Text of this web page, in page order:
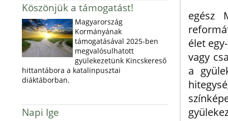
Köszönjük a támogatást!
Magyarország
Kormányának
támogatásával 2025-ben
megvalósulhatott
gyülekezetünk Kincskereső
hittantábora a katalinpusztai
diáktáborban.
Napi Ige
egész
élet
vagy
a